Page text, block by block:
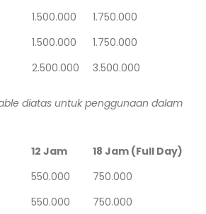
1.500.000
1.750.000
1.500.000
1.750.000
2.500.000 3.500.000
diatas untuk penggunaan dalam
12 Jam
18 Jam (Full Day)
550.000
750.000
550.000
750.000